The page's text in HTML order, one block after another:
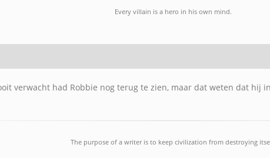
Every villain is a hero in his own mind.
verwacht had Robbie nog terug te zien, maar dat weten dat hij
The purpose of a writer is to keep civilization from destroying